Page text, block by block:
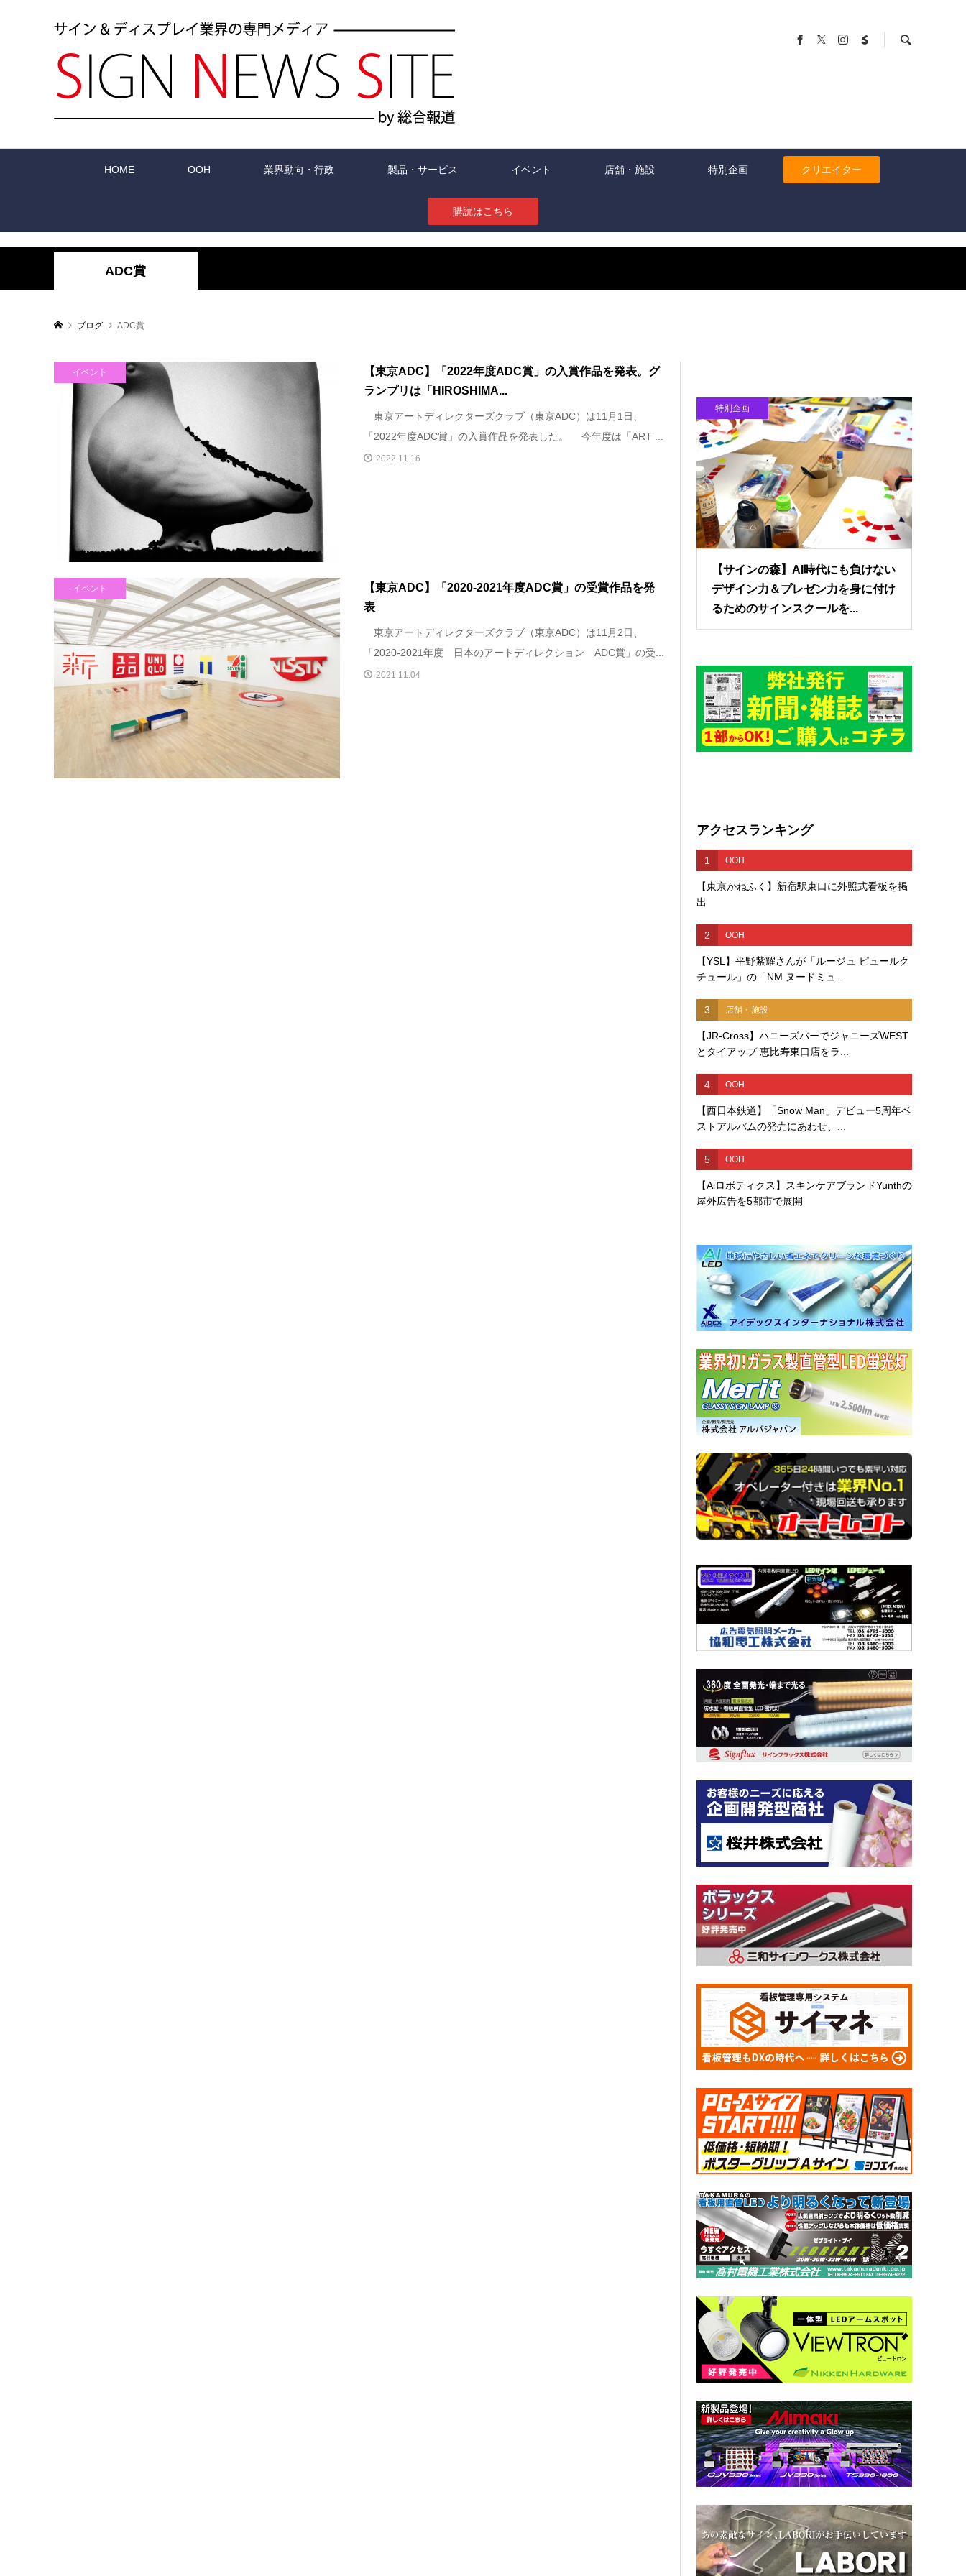
HOME OOH 業界動向・行政 製品・サービス イベント 店舗・施設 特別企画 クリエイター
購読はこちら
ADC賞
ブログ ADC賞
イベント
【東京ADC】「2022年度ADC賞」の入賞作品を発表。グ
ランプリは「HIROSHIMA...
東京アートディレクターズクラブ（東京ADC）は11月1日、
「2022年度ADC賞」の入賞作品を発表した。 今年度は「ART ...
2022.11.16
イベント
【東京ADC】「2020-2021年度ADC賞」の受賞作品を発
表
東京アートディレクターズクラブ（東京ADC）は11月2日、
「2020-2021年度 日本のアートディレクション ADC賞」の受...
2021.11.04
特別企画
【サインの森】AI時代にも負けない
デザイン力＆プレゼン力を身に付け
るためのサインスクールを...
アクセスランキング
1 OOH
【東京かねふく】新宿駅東口に外照式看板を掲
出
2 OOH
【YSL】平野紫耀さんが「ルージュ ピュールク
チュール」の「NM ヌードミュ...
3 店舗・施設
【JR-Cross】ハニーズバーでジャニーズWEST
とタイアップ 恵比寿東口店をラ...
4 OOH
【西日本鉄道】「Snow Man」デビュー5周年ベ
ストアルバムの発売にあわせ、...
5 OOH
【Aiロボティクス】スキンケアブランドYunthの
屋外広告を5都市で展開